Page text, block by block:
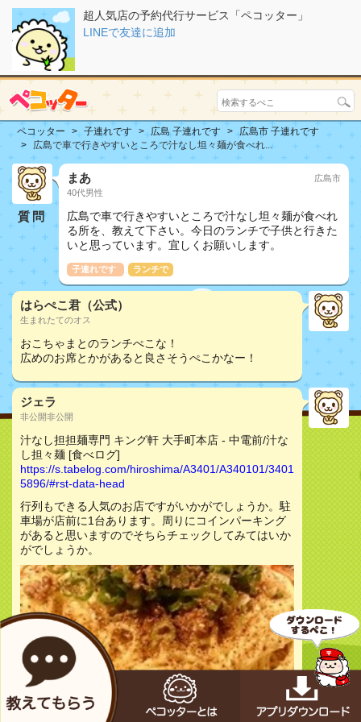
超人気店の予約代行サービス「ペコッター」
LINEで友達に追加
ペコッター 子連れです 広島 子連れです
広島市 子連れです
広島で車で行きやすいところで汁なし坦々麺が食べれ...
質問
まあ
40代男性
広島市
広島で車で行きやすいところで汁なし坦々麺が食べれ
る所を、教えて下さい。今日のランチで子供と行きた
いと思っています。宜しくお願いします。
子連れです ランチで
はらぺこ君（公式）
生まれたてのオス
おこちゃまとのランチぺこな！
広めのお席とかがあると良さそうぺこかなー！
ジェラ
非公開非公開
汁なし担担麺専門 キング軒 大手町本店 - 中電前/汁な
し担々麺 [食べログ]
https://s.tabelog.com/hiroshima/A3401/A340101/3401
5896/#rst-data-head
行列もできる人気のお店ですがいかがでしょうか。駐
車場が店前に1台あります。周りにコインパーキング
があると思いますのでそちらチェックしてみてはいか
がでしょうか。